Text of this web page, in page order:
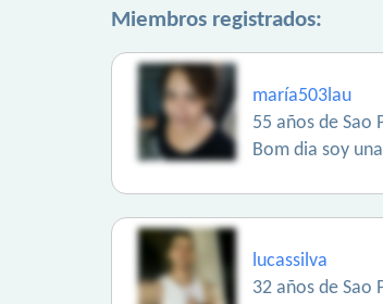
Miembros registrados:
maría503lau
55 años de Sao
Bom dia soy
lucassilva
32 años de Sao